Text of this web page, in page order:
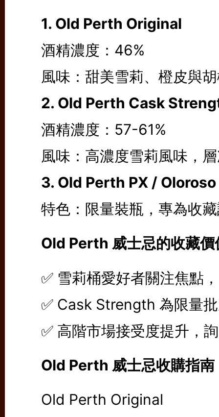
1. Old Perth Original
酒精濃度：46%
風味：甜美雪莉、橙皮與
2. Old Perth Cask
酒精濃度：57-61%
風味：高濃度雪莉風味，
3. Old Perth PX / Oloroso
特色：限量裝瓶，專為收
Old Perth 威士忌的收藏價
✅ 雪莉桶愛好者關注焦點
✅ Cask Strength 為限量
✅ 高階市場接受度提升，
Old Perth 威士忌收購指南
Old Perth Original